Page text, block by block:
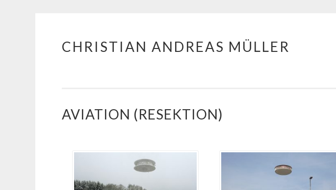
Zum
CHRISTIAN ANDREAS MÜLLER
AVIATION (RESEKTION)